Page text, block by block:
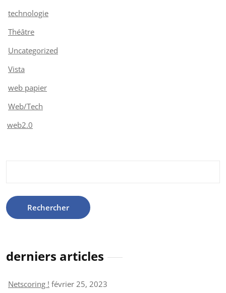
technologie
Théâtre
Uncategorized
Vista
web papier
Web/Tech
web2.0
derniers articles
Netscoring ! février 25, 2023